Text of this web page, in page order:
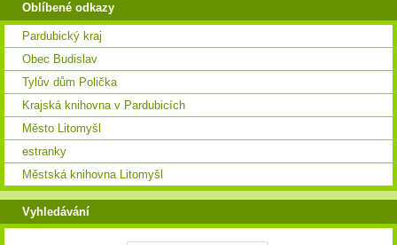
Oblíbené odkazy
Pardubický kraj
Obec Budislav
Tylův dům Polička
Krajská knihovna v Pardubicích
Město Litomyšl
estranky
Městská knihovna Litomyšl
Vyhledávání